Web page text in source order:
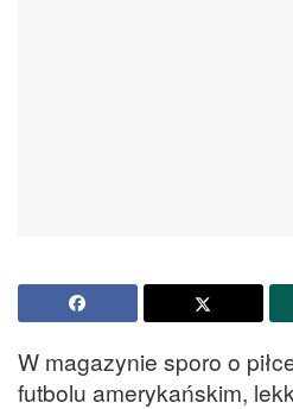
W magazynie sporo o
futbolu amerykańskim,